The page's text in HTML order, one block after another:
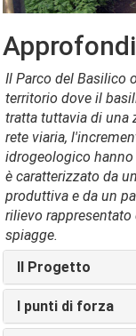
Il Parco del Basilico
territorio dove il
tratta tuttavia di una
rete viaria,
idrogeologico
è caratterizzato da
produttiva e da un
rilievo rappresentato
spiagge.
Il Progetto
I punti di forza